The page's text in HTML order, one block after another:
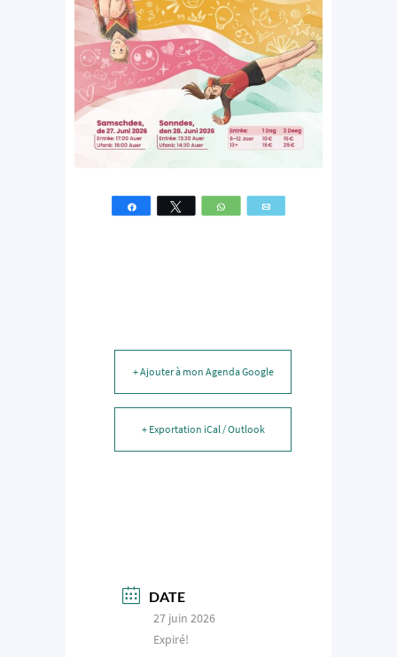
Partagez Tweetez WhatsApp
+ Ajouter à mon Agenda Google
+ Exportation iCal / Outlook
DATE
27 juin 2026
Expiré!